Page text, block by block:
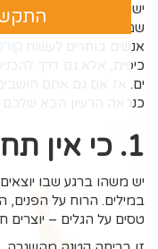
התקשרו
יש אנשים שאוהבים ים. יש
שמבינים שאפשר לשלב בין
אנשים בוחרים לעשות
קורס
כיפית, אלא גם דרך להכניס
כנראה הרעיון הבא שלכם
1. כי אין תחושת חופש כזו
יש משהו ברגע שבו
במילים. הרוח על הפנים,
טסים על הגלים – יוצרים